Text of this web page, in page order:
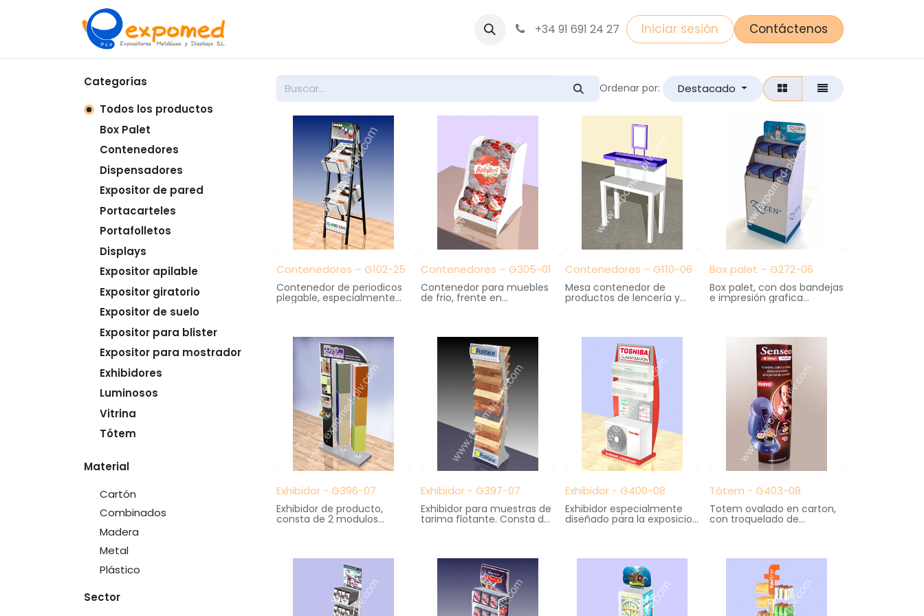
+34 91 691 24 27 Iniciar sesión Contáctenos
Categorías
Todos los productos
Box Palet
Contenedores
Dispensadores
Expositor de pared
Portacarteles
Portafolletos
Displays
Expositor apilable
Expositor giratorio
Expositor de suelo
Expositor para blister
Expositor para mostrador
Exhibidores
Luminosos
Vitrina
Tótem
Material
Cartón
Combinados
Madera
Metal
Plástico
Sector
Ordenar por: Destacado
Contenedores – G102-25
Contenedor de periodicos
plegable, especialmente
practico para kioscos y
intercambiables
Medidas: 36 cm. ancho X
47 cm. fondo X 139 cm.
Contenedores – G305-01
Contenedor para muebles
de frio, frente en
cm. fondo X 23 cm. altura
Contenedores – G110-06
Mesa contenedor de
productos de lencería y
corsetería. Elaborado en
40 cm. fondo X 120 cm.
Box palet – G272-06
Box palet, con dos bandejas
e impresión grafica
Medidas: 60 cm. ancho X
Exhibidor - G396-07
Exhibidor de producto,
consta de 2 modulos
40 cm. fondo X 200 cm.
Exhibidor - G397-07
Exhibidor para muestras de
tarima flotante. Consta de
Medidas: 53 cm. ancho X
40 cm. fondo X 201 cm.
Exhibidor - G400-08
Exhibidor especialmente
diseñado para la exposicion
de equipos domesticos de
55 cm. fondo X 210 cm.
Tótem - G403-08
Totem ovalado en carton,
con troquelado de
cafetera en volumen.
Medidas: 70 cm. ancho X
25 cm. fondo X 180 cm.